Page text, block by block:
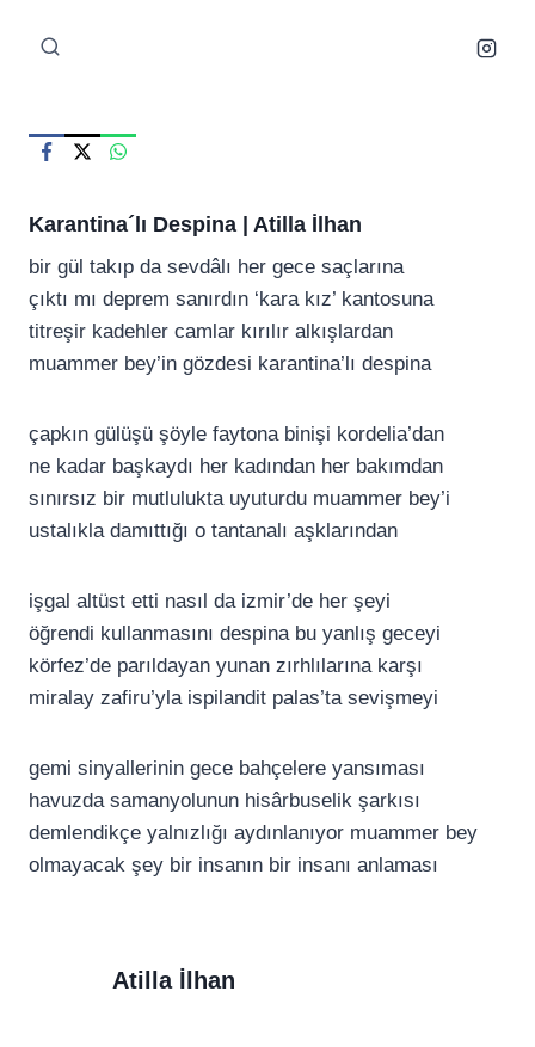
Karantina´lı Despina | Atilla İlhan
bir gül takıp da sevdâlı her gece saçlarına
çıktı mı deprem sanırdın ‘kara kız’ kantosuna
titreşir kadehler camlar kırılır alkışlardan
muammer bey’in gözdesi karantina’lı despina
çapkın gülüşü şöyle faytona binişi kordelia’dan
ne kadar başkaydı her kadından her bakımdan
sınırsız bir mutlulukta uyuturdu muammer bey’i
ustalıkla damıttığı o tantanalı aşklarından
işgal altüst etti nasıl da izmir’de her şeyi
öğrendi kullanmasını despina bu yanlış geceyi
körfez’de parıldayan yunan zırhlılarına karşı
miralay zafiru’yla ispilandit palas’ta sevişmeyi
gemi sinyallerinin gece bahçelere yansıması
havuzda samanyolunun hisârbuselik şarkısı
demlendikçe yalnızlığı aydınlanıyor muammer bey
olmayacak şey bir insanın bir insanı anlaması
Atilla İlhan